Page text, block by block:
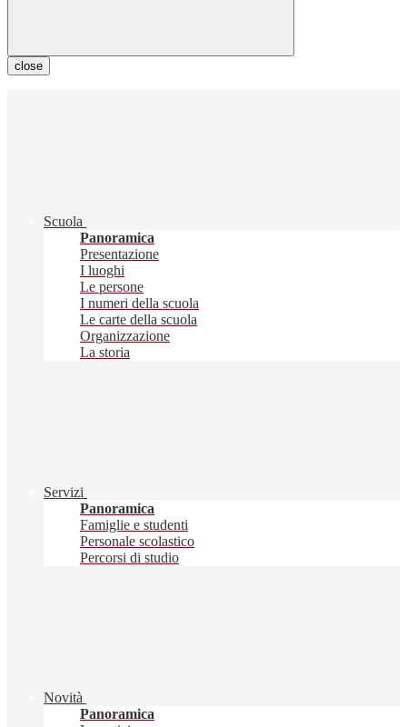
close
Scuola
Panoramica
Presentazione
I luoghi
Le persone
I numeri della scuola
Le carte della scuola
Organizzazione
La storia
Servizi
Panoramica
Famiglie e studenti
Personale scolastico
Percorsi di studio
Novità
Panoramica